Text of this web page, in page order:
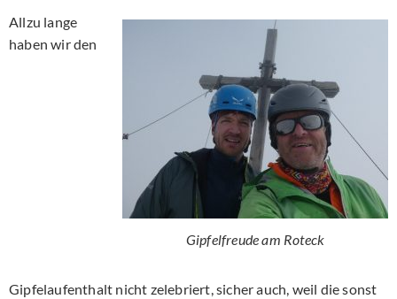
Gipfelfreude am Roteck
Allzu lange
haben wir den
Gipfelaufenthalt nicht zelebriert, sicher auch, weil die sonst